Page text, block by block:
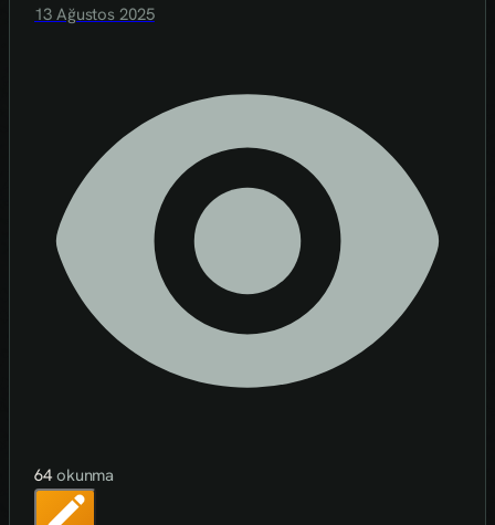
13 Ağustos 2025
64okunma